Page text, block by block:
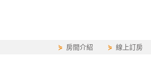
⋟ 房間介紹 ⋟線上訂房